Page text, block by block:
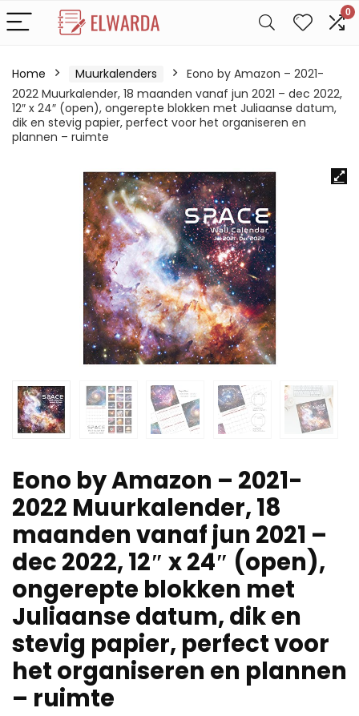
0
Home Muurkalenders
Eono by Amazon – 2021-
2022 Muurkalender, 18 maanden vanaf jun 2021 – dec 2022,
12″ x 24″ (open), ongerepte blokken met Juliaanse datum,
dik en stevig papier, perfect voor het organiseren en
plannen – ruimte
Eono by Amazon – 2021-
2022 Muurkalender, 18
maanden vanaf jun 2021 –
dec 2022, 12″ x 24″ (open),
ongerepte blokken met
Juliaanse datum, dik en
stevig papier, perfect voor
het organiseren en plannen
– ruimte